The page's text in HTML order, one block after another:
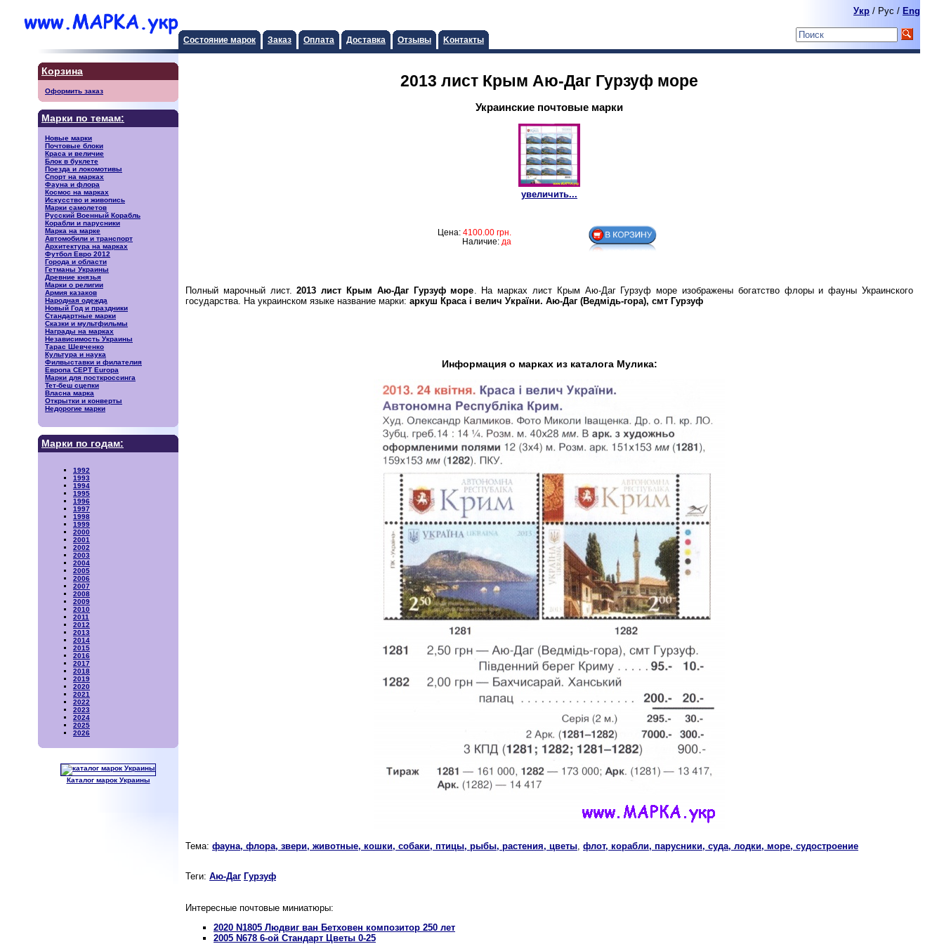
Состояние марок Заказ Оплата Доставка Отзывы Koнтaкты
Укр / Pyc / Eng
Корзина
Оформить заказ
Марки по темам:
Новые марки
Почтовые блоки
Краса и величие
Блок в буклете
Поезда и локомотивы
Спорт на марках
Фауна и флора
Космос на марках
Искусство и живопись
Марки самолетов
Русский Военный Корабль
Корабли и парусники
Марка на марке
Автомобили и транспорт
Архитектура на марках
Футбол Евро 2012
Города и области
Гетманы Украины
Древние князья
Марки о религии
Армия казаков
Народная одежда
Новый Год и праздники
Стандартные марки
Сказки и мультфильмы
Награды на марках
Независимость Украины
Тарас Шевченко
Культура и наука
Филвыставки и филателия
Европа CEPT Europa
Марки для посткроссинга
Тет-беш сцепки
Власна марка
Открытки и конверты
Недорогие марки
Марки по годам:
1992
1993
1994
1995
1996
1997
1998
1999
2000
2001
2002
2003
2004
2005
2006
2007
2008
2009
2010
2011
2012
2013
2014
2015
2016
2017
2018
2019
2020
2021
2022
2023
2024
2025
2026
Каталог марок Украины
2013 лист Крым Аю-Даг Гурзуф море
Украинские почтовые марки
увеличить...
Цена: 4100.00 грн.
Наличие: да
Полный марочный лист.2013 лист Крым Аю-Даг Гурзуф море. На марках лист Крым Аю-Даг Гурзуф море изображены богатство флоры и фауны Украинского
государства. На украинском языке название марки: аркуш Краса i велич України. Аю-Даг (Ведмiдь-гора), смт Гурзуф
Информация о марках из каталога Мулика:
Тема: фауна, флора, звери, животные, кошки, собаки, птицы, рыбы, растения, цветы, флот, корабли, парусники, суда, лодки, море, судостроение
Теги: Аю-Даг Гурзуф
Интересные почтовые миниатюры:
2020 N1805 Людвиг ван Бетховен композитор 250 лет
2005 N678 6-ой Стандарт Цветы 0-25